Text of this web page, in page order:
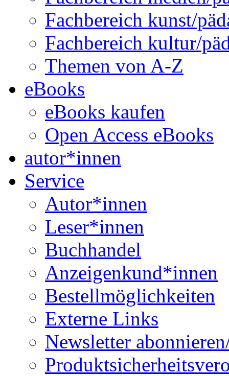
Fachbereich kunst/
Fachbereich kultur/
Themen von A-Z
eBooks
eBooks kaufen
Open Access eBooks
autor*innen
Service
Autor*innen
Leser*innen
Buchhandel
Anzeigenkund*innen
Bestellmöglichkeiten
Externe Links
Newsletter